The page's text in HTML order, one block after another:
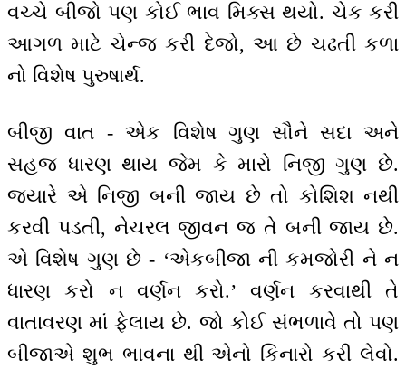
વચ્ચે બીજો પણ કોઈ ભાવ મિક્સ થયો. ચેક કરી
આગળ માટે ચેન્જ કરી દેજો, આ છે ચઢતી કળા
નો વિશેષ પુરુષાર્થ.
બીજી વાત - એક વિશેષ ગુણ સૌને સદા અને
સહજ ધારણ થાય જેમ કે મારો નિજી ગુણ છે.
જ્યારે એ નિજી બની જાય છે તો કોશિશ નથી
કરવી પડતી, નેચરલ જીવન જ તે બની જાય છે.
એ વિશેષ ગુણ છે - ‘એકબીજા ની કમજોરી ને ન
ધારણ કરો ન વર્ણન કરો.’ વર્ણન કરવાથી તે
વાતાવરણ માં ફેલાય છે. જો કોઈ સંભળાવે તો પણ
બીજાએ શુભ ભાવના થી એનો કિનારો કરી લેવો.